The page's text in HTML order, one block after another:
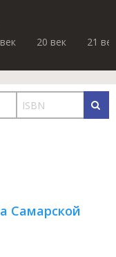
20 век 21 век
Самарской